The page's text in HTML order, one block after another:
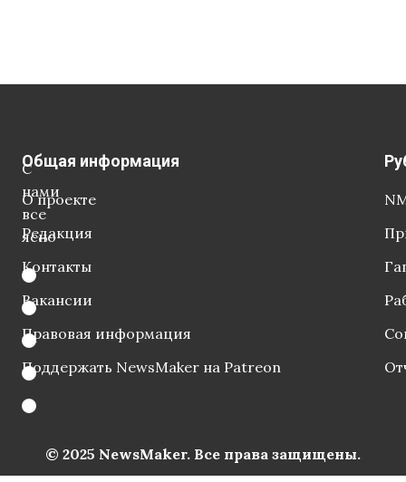
С
нами
все
ясно
Общая информация
О проекте
Редакция
Контакты
Вакансии
Правовая информация
Поддержать NewsMaker на Patreon
© 2025 NewsMaker. Все права защищены.